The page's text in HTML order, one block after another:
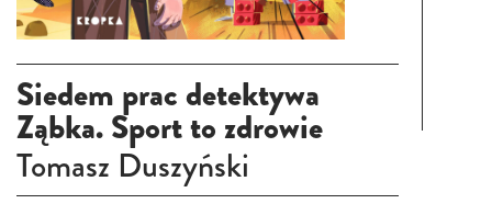
Siedem prac detektywa
Ząbka. Sport to zdrowie
Tomasz Duszyński